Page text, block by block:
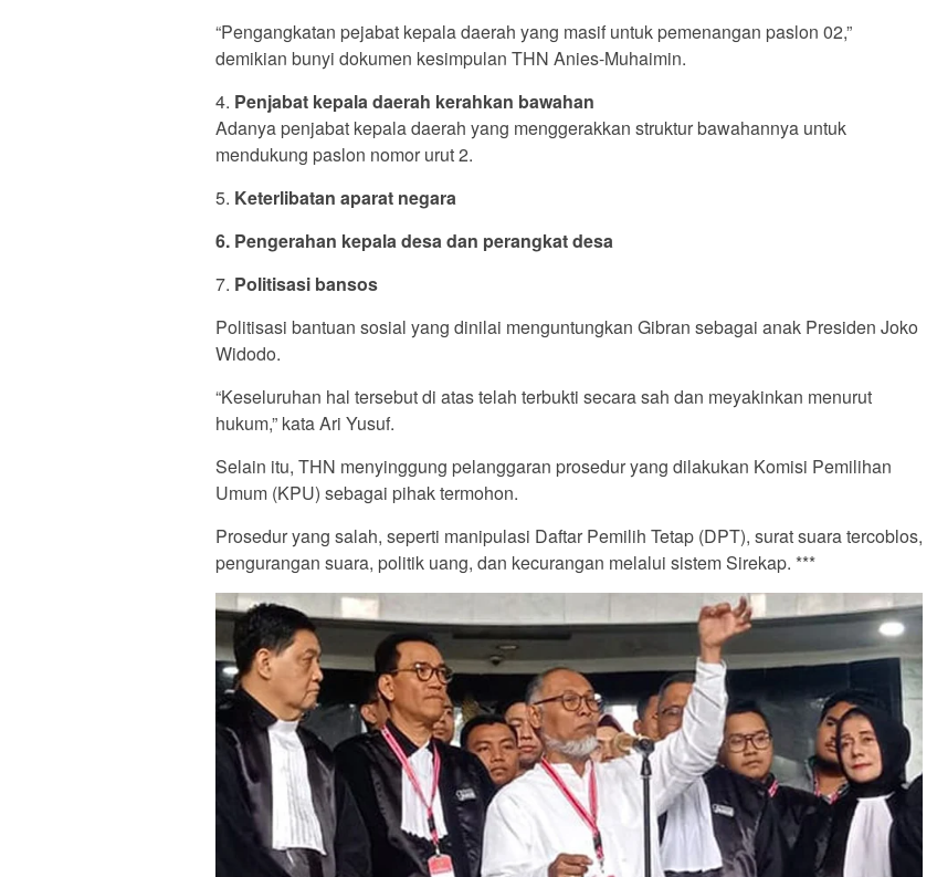
“Pengangkatan pejabat kepala daerah yang masif untuk pemenangan paslon 02,”
demikian bunyi dokumen kesimpulan THN Anies-Muhaimin.
4. Penjabat kepala daerah kerahkan bawahan
Adanya penjabat kepala daerah yang menggerakkan struktur bawahannya untuk
mendukung paslon nomor urut 2.
5. Keterlibatan aparat negara
6. Pengerahan kepala desa dan perangkat desa
7. Politisasi bansos
Politisasi bantuan sosial yang dinilai menguntungkan Gibran sebagai anak Presiden Joko
Widodo.
“Keseluruhan hal tersebut di atas telah terbukti secara sah dan meyakinkan menurut
hukum,” kata Ari Yusuf.
Selain itu, THN menyinggung pelanggaran prosedur yang dilakukan Komisi Pemilihan
Umum (KPU) sebagai pihak termohon.
Prosedur yang salah, seperti manipulasi Daftar Pemilih Tetap (DPT), surat suara tercoblos,
pengurangan suara, politik uang, dan kecurangan melalui sistem Sirekap. ***